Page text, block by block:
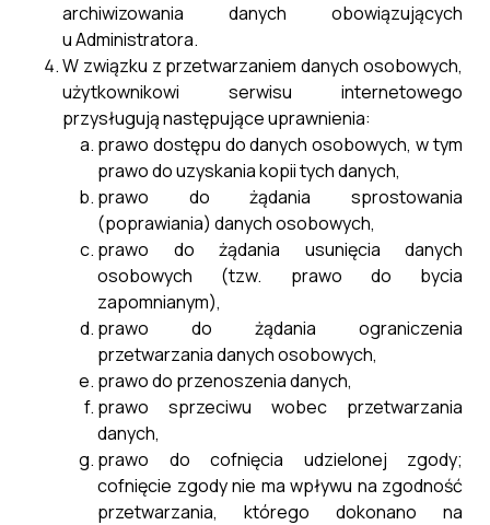
29 kwietnia, 2025
Wykaz wniosków
29 kwietnia, 2025
Dofinansowanie ze środków
archiwizowania danych obowiązujących
u Administratora.
W związku z przetwarzaniem danych osobowych,
użytkownikowi serwisu internetowego
przysługują następujące uprawnienia:
prawo dostępu do danych osobowych, w tym
prawo do uzyskania kopii tych danych,
prawo do żądania sprostowania
(poprawiania) danych osobowych,
prawo do żądania usunięcia danych
osobowych (tzw. prawo do bycia
zapomnianym),
prawo do żądania ograniczenia
przetwarzania danych osobowych,
prawo do przenoszenia danych,
prawo sprzeciwu wobec przetwarzania
danych,
prawo do cofnięcia udzielonej zgody;
cofnięcie zgody nie ma wpływu na zgodność
przetwarzania, którego dokonano na